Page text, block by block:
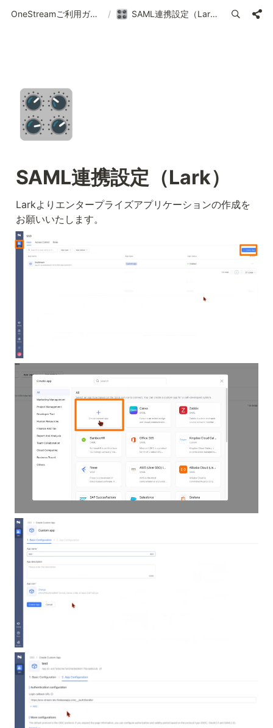
OneStreamご利用ガイド | 使い方の案内 / SAML連携設定（Lark）
🎛️
SAML連携設定（Lark）
Larkよりエンタープライズアプリケーションの作成を
お願いいたします。